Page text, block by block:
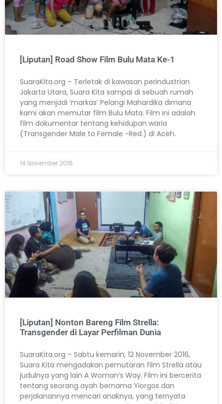
[Liputan] Road Show Film Bulu Mata Ke-1
SuaraKita.org – Terletak di kawasan perindustrian
Jakarta Utara, Suara Kita sampai di sebuah rumah
yang menjadi ‘markas’ Pelangi Mahardika dimana
kami akan memutar film Bulu Mata. Film ini adalah
film dokumentar tentang kehidupan waria
(Transgender Male to Female -Red.) di Aceh.
14 November 2016
[Liputan] Nonton Bareng Film Strella:
Transgender di Layar Perfilman Dunia
SuaraKita.org – Sabtu kemarin, 12 November 2016,
Suara Kita mengadakan pemutaran film Strella atau
judulnya yang lain A Woman’s Way. Film ini bercerita
tentang seorang ayah bernama Yiorgos dan
perjalanannya mencari anaknya, yang ternyata